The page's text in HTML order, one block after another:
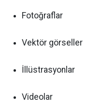
Fotoğraflar
Vektör görseller
İllüstrasyonlar
Videolar